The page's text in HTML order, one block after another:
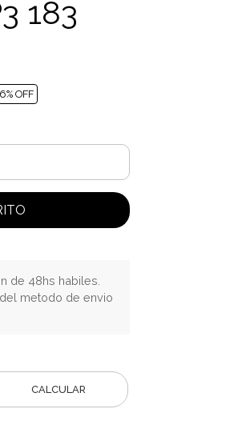
183
% OFF
de 48hs habiles.
metodo de envio
CALCULAR